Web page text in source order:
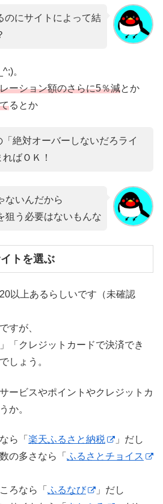
のにサイトによって結
。
ーション額のさらに5％減とか
るとか
「絶対オーバーしないだろライ
ばＯＫ！
ないんだから
狙う必要はないもんな
トを選ぶ
以上あるらしいです（未確認
すが、
「クレジットカードで決済でき
しょう。
ービスやポイントやクレジットカ
か。
ら「 楽天ふるさと納税
」だし
の多さなら「 ふるさとチョイス
ろなら「 ふるなび
」だし